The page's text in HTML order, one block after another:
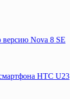
версию Nova 8 SE
HTC U23